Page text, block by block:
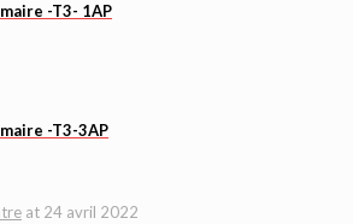
-T3- 1AP
-T3-3AP
at 24 avril 2022